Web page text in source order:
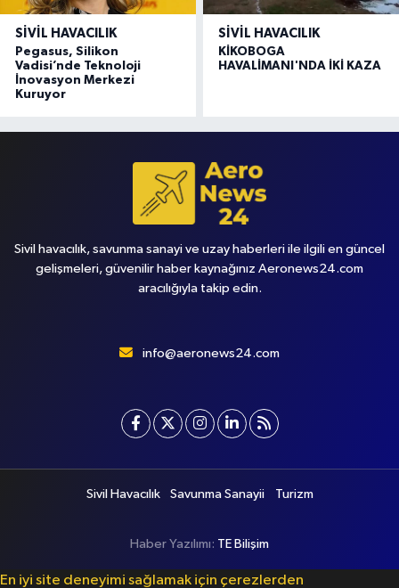
SIVIL HAVACILIK
Pegasus, Silikon
Vadisi’nde Teknoloji
İnovasyon Merkezi
Kuruyor
SIVIL HAVACILIK
KİKOBOGA
HAVALİMANI'NDA İKİ KAZA
Sivil havacılık, savunma sanayi ve uzay haberleri ile ilgili en güncel
gelişmeleri, güvenilir haber kaynağınız Aeronews24.com
aracılığıyla takip edin.
info@aeronews24.com
Sivil Havacılık Savunma Sanayii Turizm
Haber Yazılımı: TE Bilişim
En iyi site deneyimi sağlamak için çerezlerden